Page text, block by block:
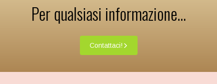
Per qualsiasi informazione...
Contattaci!